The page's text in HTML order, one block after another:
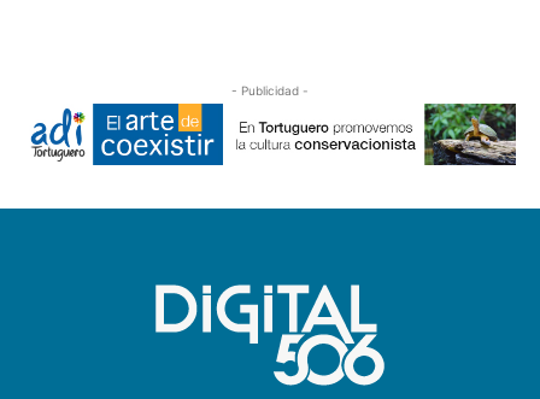
- Publicidad -